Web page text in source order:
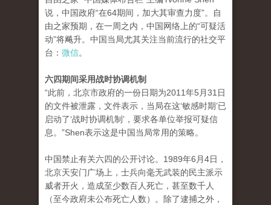
说，中国政府“在64期间，加大其审查力度”。自
由之家预期，在一周之内，中国网络上的“可疑活
动”将飚升。中国当局尤其关注当前流行的社交平
台： 微信。
六四期间采用战时协调机制
“此前，北京市政府的一份日期为2011年5月31日
的文件被泄露，文件表示，当局在这‘敏感时期’已
启动了‘战时协调机制’，要求各单位举报可疑信
息。”Shen表示这是中国当局常用的策略。
中国禁止有关六四的公开讨论。1989年6月4日，
北京天安门广场上，士兵向毫无武装的民主派示
威者开火，造成至少数百人死亡，甚至数千人
（至今政府未公布死亡人数）。除了逮捕之外，